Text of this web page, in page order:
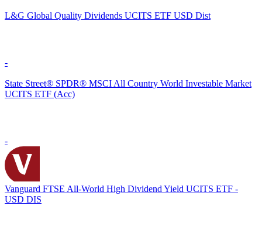
L&G Global Quality Dividends UCITS ETF USD Dist
-
State Street® SPDR® MSCI All Country World Investable Market
UCITS ETF (Acc)
-
Vanguard FTSE All-World High Dividend Yield UCITS ETF -
USD DIS